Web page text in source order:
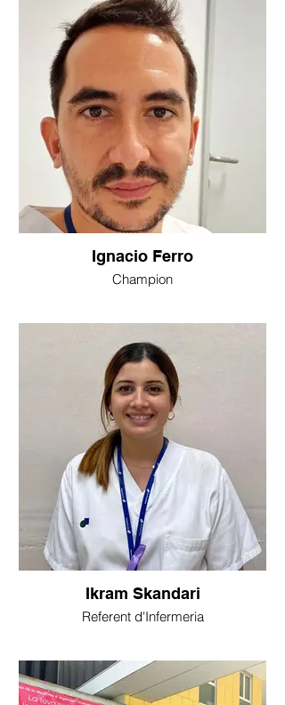
Ignacio Ferro
Champion
Ikram Skandari
Referent d'Infermeria